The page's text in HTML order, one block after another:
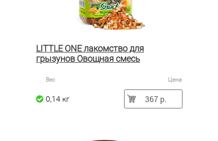
LITTLE ONE лакомство для
грызунов Овощная смесь
Вес Цена
0,14 кг 367 р.